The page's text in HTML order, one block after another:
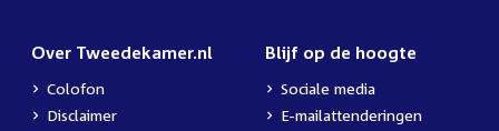
Over Tweedekamer.nl
Colofon
Disclaimer
Blijf op de hoogte
Sociale media
E-mailattenderingen